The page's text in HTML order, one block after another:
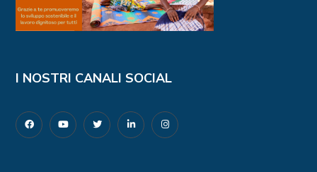
I NOSTRI CANALI SOCIAL